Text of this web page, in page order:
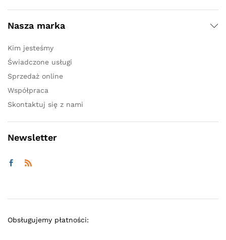
Nasza marka
Kim jesteśmy
Świadczone usługi
Sprzedaż online
Współpraca
Skontaktuj się z nami
Newsletter
Obsługujemy płatności: